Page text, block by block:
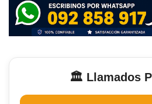
🏛️ Llamados